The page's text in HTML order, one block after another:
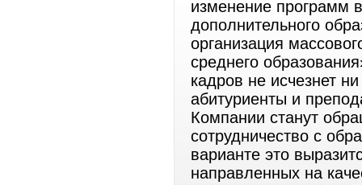
изменение программ
дополнительного
организация
среднего
кадров не исчезнет
абитуриенты и
Компании станут
сотрудничество с
варианте это
направленных на